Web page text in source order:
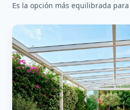
Es la opción más equilibrada